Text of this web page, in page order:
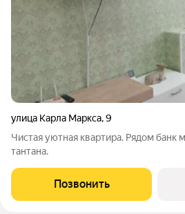
улица Карла Маркса,9
Чистая уютная квартира. Рядом банк
тантана.
Позвонить